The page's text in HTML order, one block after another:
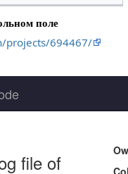
поле
projects/694467/